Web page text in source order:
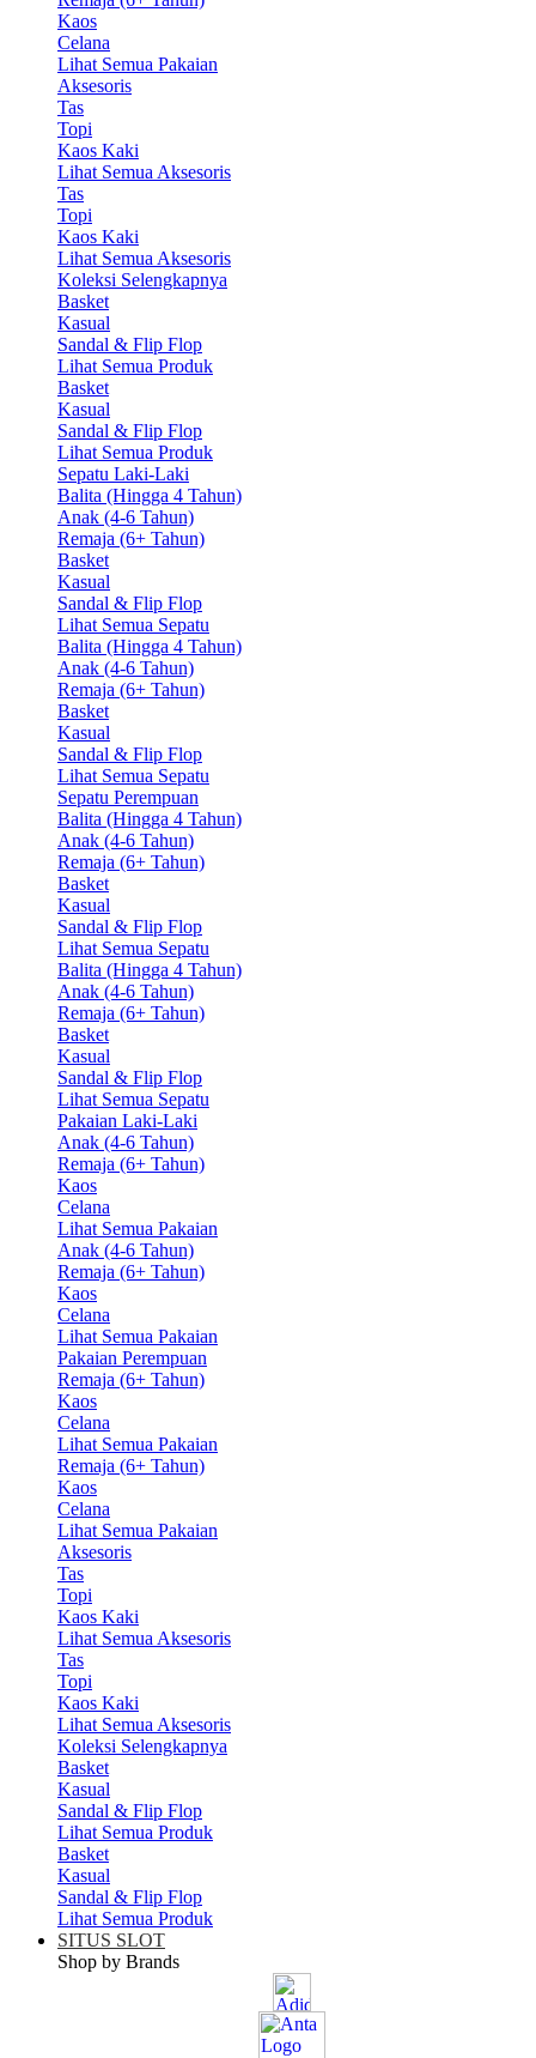
Kaos
Celana
Lihat Semua Pakaian
Aksesoris
Tas
Topi
Kaos Kaki
Lihat Semua Aksesoris
Tas
Topi
Kaos Kaki
Lihat Semua Aksesoris
Koleksi Selengkapnya
Basket
Kasual
Sandal & Flip Flop
Lihat Semua Produk
Basket
Kasual
Sandal & Flip Flop
Lihat Semua Produk
Sepatu Laki-Laki
Balita (Hingga 4 Tahun)
Anak (4-6 Tahun)
Remaja (6+ Tahun)
Basket
Kasual
Sandal & Flip Flop
Lihat Semua Sepatu
Balita (Hingga 4 Tahun)
Anak (4-6 Tahun)
Remaja (6+ Tahun)
Basket
Kasual
Sandal & Flip Flop
Lihat Semua Sepatu
Sepatu Perempuan
Balita (Hingga 4 Tahun)
Anak (4-6 Tahun)
Remaja (6+ Tahun)
Basket
Kasual
Sandal & Flip Flop
Lihat Semua Sepatu
Balita (Hingga 4 Tahun)
Anak (4-6 Tahun)
Remaja (6+ Tahun)
Basket
Kasual
Sandal & Flip Flop
Lihat Semua Sepatu
Pakaian Laki-Laki
Anak (4-6 Tahun)
Remaja (6+ Tahun)
Kaos
Celana
Lihat Semua Pakaian
Anak (4-6 Tahun)
Remaja (6+ Tahun)
Kaos
Celana
Lihat Semua Pakaian
Pakaian Perempuan
Remaja (6+ Tahun)
Kaos
Celana
Lihat Semua Pakaian
Remaja (6+ Tahun)
Kaos
Celana
Lihat Semua Pakaian
Aksesoris
Tas
Topi
Kaos Kaki
Lihat Semua Aksesoris
Tas
Topi
Kaos Kaki
Lihat Semua Aksesoris
Koleksi Selengkapnya
Basket
Kasual
Sandal & Flip Flop
Lihat Semua Produk
Basket
Kasual
Sandal & Flip Flop
Lihat Semua Produk
SITUS SLOT
Shop by Brands